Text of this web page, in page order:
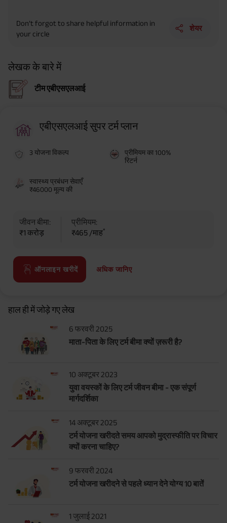
Don’t forgot to share helpful information in
your circle
शेयर
लेखक के बारे में
टीम एबीएसएलआई
एबीएसएलआई सुपर टर्म प्लान
3 योजना विकल्प
प्रीमियम का 100%
रिटर्न
स्वास्थ्य प्रबंधन सेवाएँ
₹46000 मूल्य की
जीवन बीमा:
₹1 करोड़
प्रीमियम:
₹465 /माह*
ऑनलाइन खरीदें अधिक जानिए
हाल ही में जोड़े गए लेख
6 फरवरी 2025
माता-पिता के लिए टर्म बीमा क्यों ज़रूरी है?
10 अक्टूबर 2023
युवा वयस्कों के लिए टर्म जीवन बीमा - एक संपूर्ण
मार्गदर्शिका
14 अक्टूबर 2025
टर्म योजना खरीदते समय आपको मुद्रास्फीति पर विचार
क्यों करना चाहिए?
9 फरवरी 2024
टर्म योजना खरीदने से पहले ध्यान देने योग्य 10 बातें
1 जुलाई 2021